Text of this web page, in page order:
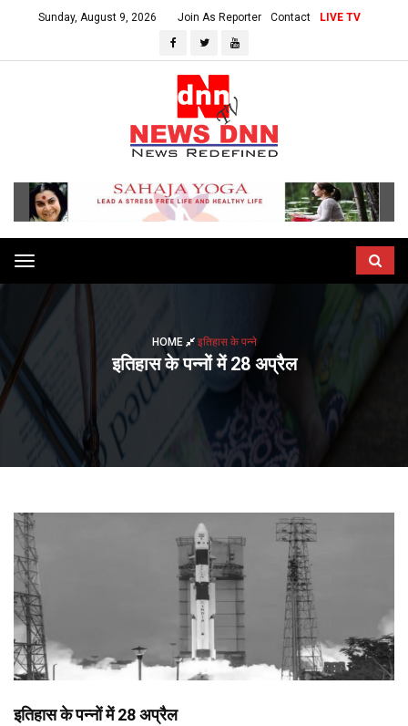
Sunday, August 9, 2026 Join As Reporter Contact LIVE TV
Toggle
navigation
HOME इतिहास के पन्ने
इतिहास के पन्नों में 28 अप्रैल
इतिहास के पन्नों में 28 अप्रैल